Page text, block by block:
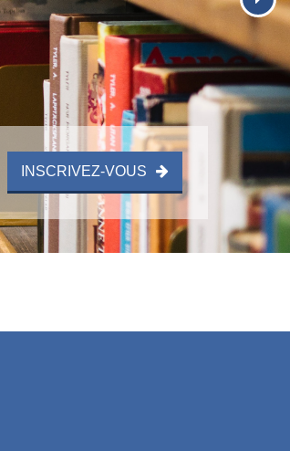
INSCRIVEZ-VOUS